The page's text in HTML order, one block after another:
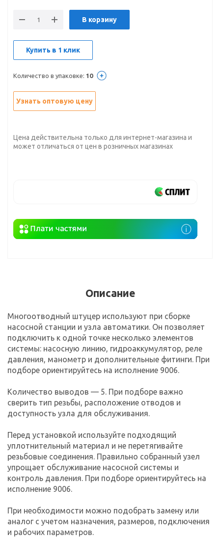
В корзину
Купить в 1 клик
Количество в упаковке: 10
Узнать оптовую цену
Цена действительна только для интернет-магазина и
может отличаться от цен в розничных магазинах
Описание
Многоотводный штуцер используют при сборке
насосной станции и узла автоматики. Он позволяет
подключить к одной точке несколько элементов
системы: насосную линию, гидроаккумулятор, реле
давления, манометр и дополнительные фитинги. При
подборе ориентируйтесь на исполнение 9006.
Количество выводов — 5. При подборе важно
сверить тип резьбы, расположение отводов и
доступность узла для обслуживания.
Перед установкой используйте подходящий
уплотнительный материал и не перетягивайте
резьбовые соединения. Правильно собранный узел
упрощает обслуживание насосной системы и
контроль давления. При подборе ориентируйтесь на
исполнение 9006.
При необходимости можно подобрать замену или
аналог с учетом назначения, размеров, подключения
и рабочих параметров.